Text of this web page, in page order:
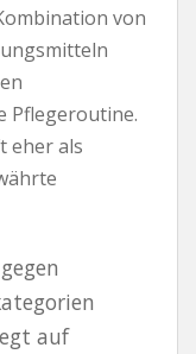
von
Pflegeroutine.
eher als
auf